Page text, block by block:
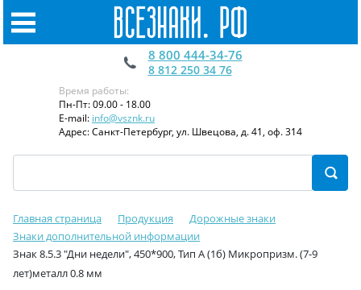
8 800 444-34-76
8 812 250 34 76
Время работы:
Пн-Пт: 09.00 - 18.00
E-mail: info@vsznk.ru
Адрес: Санкт-Петербург, ул. Швецова, д. 41, оф. 314
Главная страница Продукция
Дорожные знаки
Знаки дополнительной информации
Знак 8.5.3 "Дни недели", 450*900, Тип А (1б) Микропризм. (7-9
лет)металл 0.8 мм